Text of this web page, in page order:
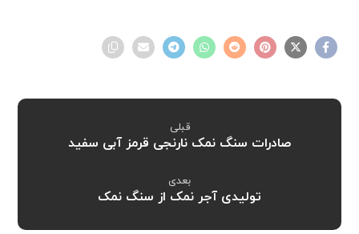
قبلی
صادرات سنگ نمک نارنجی قرمز آبی سفید
بعدی
تولیدی آجر نمک از سنگ نمک